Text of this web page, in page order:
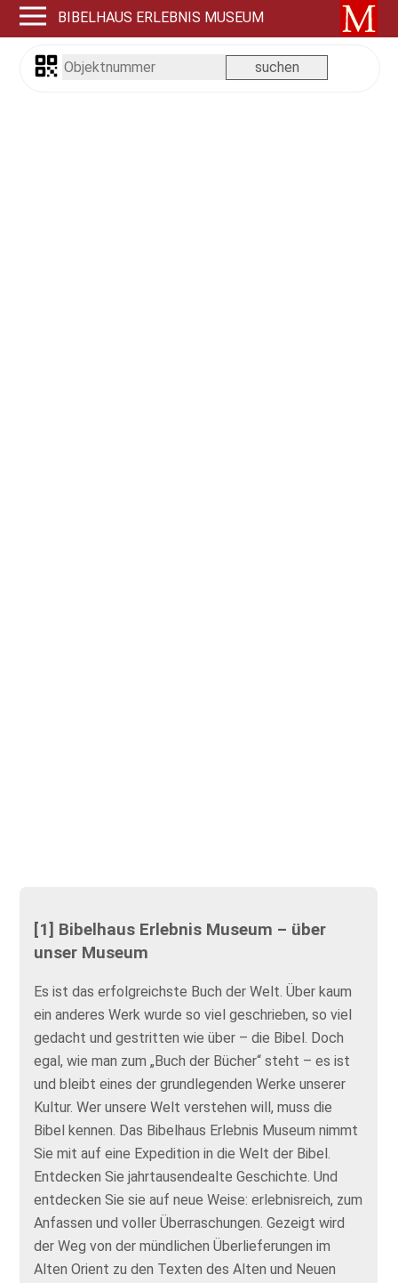
BIBELHAUS ERLEBNIS MUSEUM
[1] Bibelhaus Erlebnis Museum – über
unser Museum
Es ist das erfolgreichste Buch der Welt. Über kaum
ein anderes Werk wurde so viel geschrieben, so viel
gedacht und gestritten wie über – die Bibel. Doch
egal, wie man zum „Buch der Bücher“ steht – es ist
und bleibt eines der grundlegenden Werke unserer
Kultur. Wer unsere Welt verstehen will, muss die
Bibel kennen. Das Bibelhaus Erlebnis Museum nimmt
Sie mit auf eine Expedition in die Welt der Bibel.
Entdecken Sie jahrtausendealte Geschichte. Und
entdecken Sie sie auf neue Weise: erlebnisreich, zum
Anfassen und voller Überraschungen. Gezeigt wird
der Weg von der mündlichen Überlieferungen im
Alten Orient zu den Texten des Alten und Neuen